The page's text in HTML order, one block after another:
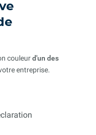
couleurd'un des
entreprise.